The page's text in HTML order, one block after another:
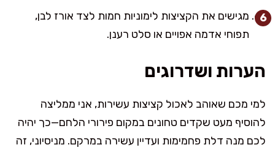
מגישים את הקציצות לימוניות חמות לצד אורז לבן,
תפוחי אדמה אפויים או סלט רענן.
הערות ושדרוגים
למי מכם שאוהב לאכול קציצות עשירות, אני ממליצה
להוסיף מעט שקדים טחונים במקום פירורי הלחם—כך יהיה
לכם מנה דלת פחמימות ועדיין עשירה במרקם. מניסיוני, זה